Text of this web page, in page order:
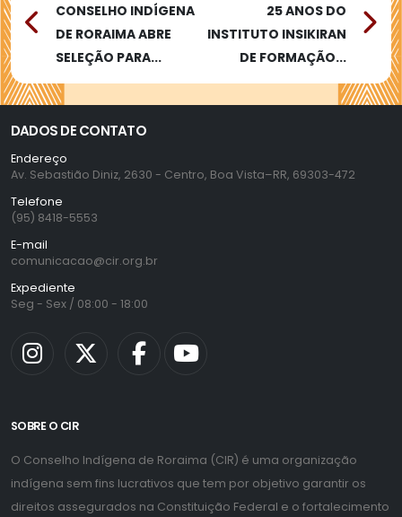
CONSELHO INDÍGENA
DE RORAIMA ABRE
SELEÇÃO PARA...
25 ANOS DO
INSTITUTO INSIKIRAN
DE FORMAÇÃO...
DADOS DE CONTATO
Endereço
Av. Sebastião Diniz, 2630 - Centro, Boa Vista–RR, 69303-472
Telefone
(95) 8418-5553
E-mail
comunicacao@cir.org.br
Expediente
Seg - Sex / 08:00 - 18:00
SOBRE O CIR
O Conselho Indígena de Roraima (CIR) é uma organização
indígena sem fins lucrativos que tem por objetivo garantir os
direitos assegurados na Constituição Federal e o fortalecimento